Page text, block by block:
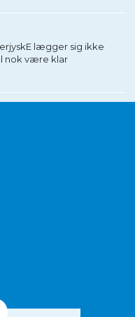
lægger sig ikke
nok være klar